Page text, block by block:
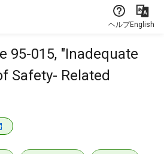
ヘルプEnglish
95-015, "Inadequate
Safety- Related